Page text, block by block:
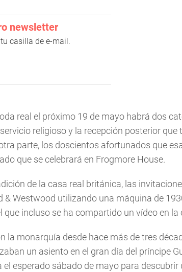
newsletter
casilla de e-mail.
real el próximo 19 de mayo habrá dos
religioso y la recepción posterior que
parte, los doscientos afortunados que
que se celebrará en Frogmore House.
de la casa real británica, las
& Westwood utilizando una máquina de
que incluso se ha compartido un vídeo en
la monarquía desde hace más de tres
un asiento en el gran día del príncipe
esperado sábado de mayo para